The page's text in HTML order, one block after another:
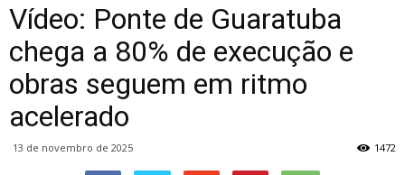
Vídeo: Ponte de Guaratuba
chega a 80% de execução e
obras seguem em ritmo
acelerado
13 de novembro de 2025 1472